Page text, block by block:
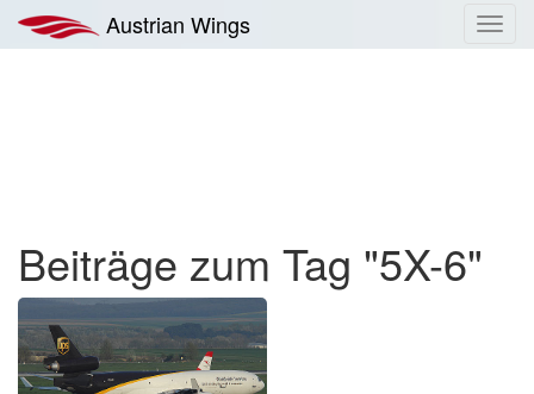
Inhalt
springen
Austrian Wings
Beiträge zum Tag "5X-6"